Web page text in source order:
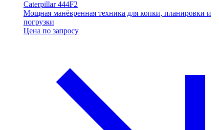
Caterpillar 444F2
Мощная манёвренная техника для копки, планировки и
погрузки
Цена по запросу